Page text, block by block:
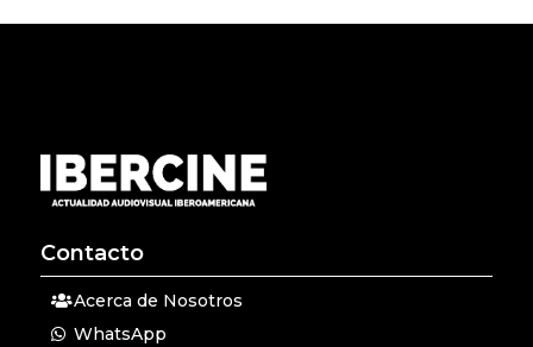
Contacto
Acerca de Nosotros
WhatsApp